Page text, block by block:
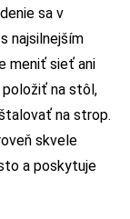
sa v
najsilnejším
meniť sieť ani
na stôl,
na strop.
skvele
a poskytuje